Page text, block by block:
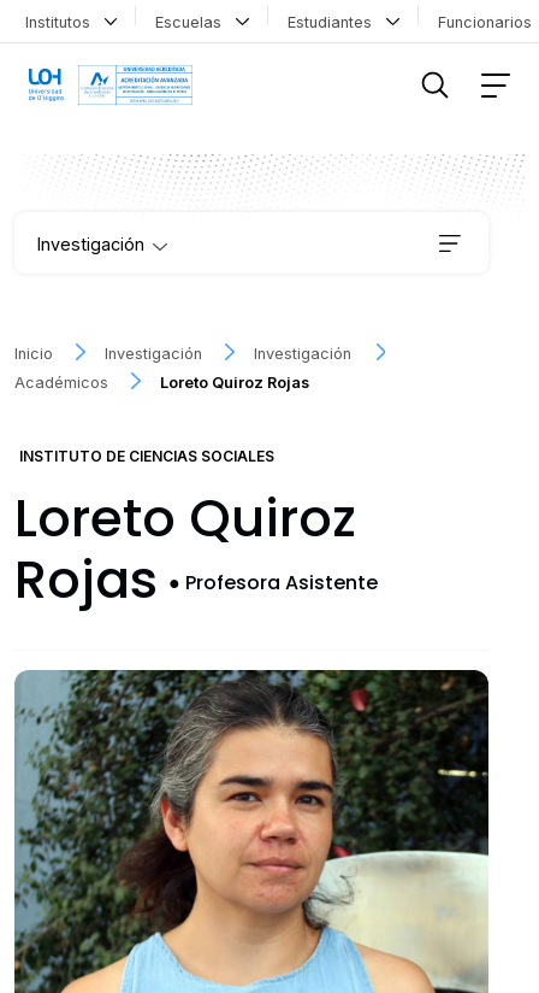
Institutos Escuelas Estudiantes
Investigación
Proyectos
Comités Institucionales
Inicio Investigación
Investigación
Académicos
Loreto Quiroz Rojas
INSTITUTO DE CIENCIAS SOCIALES
Loreto Quiroz
Rojas ● Profesora Asistente